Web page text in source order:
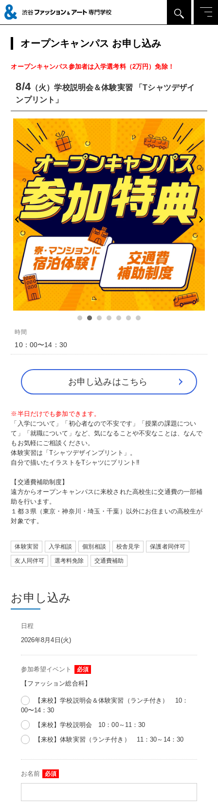
オープンキャンパス お申し込み
オープンキャンパス参加者は入学選考料（2万円）免除！
8/4（火）学校説明会＆体験実習 「Tシャツデザイ
ンプリント」
時間
10：00〜14：30
お申し込みはこちら
※半日だけでも参加できます。
「入学について」「初心者なので不安です」「授業の課題につい
て」「就職について」など、気になることや不安なことは、なんで
もお気軽にご相談ください。
体験実習は「Tシャツデザインプリント」。
自分で描いたイラストをTシャツにプリント‼
【交通費補助制度】
遠方からオープンキャンパスに来校された高校生に交通費の一部補
助を行います。
１都３県（東京・神奈川・埼玉・千葉）以外にお住まいの高校生が
対象です。
体験実習 入学相談 個別相談 校舎見学 保護者同伴可
友人同伴可 選考料免除 交通費補助
お申し込み
日程
2026年8月4日(火)
参加希望イベント 必須
【ファッション総合科】
【来校】学校説明会＆体験実習（ランチ付き） 10：
00〜14：30
【来校】学校説明会 10：00～11：30
【来校】体験実習（ランチ付き） 11：30～14：30
お名前 必須